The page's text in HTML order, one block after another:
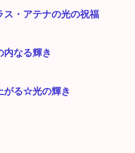
・アテナの光の祝福
なる輝き
がる☆光の輝き